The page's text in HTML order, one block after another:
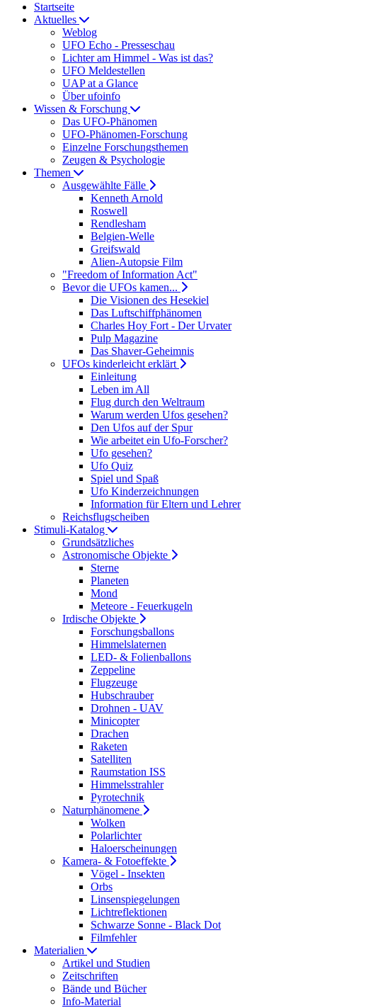
Startseite
Aktuelles
Weblog
UFO Echo - Presseschau
Lichter am Himmel - Was ist das?
UFO Meldestellen
UAP at a Glance
Über ufoinfo
Wissen & Forschung
Das UFO-Phänomen
UFO-Phänomen-Forschung
Einzelne Forschungsthemen
Zeugen & Psychologie
Themen
Ausgewählte Fälle
Kenneth Arnold
Roswell
Rendlesham
Belgien-Welle
Greifswald
Alien-Autopsie Film
"Freedom of Information Act"
Bevor die UFOs kamen...
Die Visionen des Hesekiel
Das Luftschiffphänomen
Charles Hoy Fort - Der Urvater
Pulp Magazine
Das Shaver-Geheimnis
UFOs kinderleicht erklärt
Einleitung
Leben im All
Flug durch den Weltraum
Warum werden Ufos gesehen?
Den Ufos auf der Spur
Wie arbeitet ein Ufo-Forscher?
Ufo gesehen?
Ufo Quiz
Spiel und Spaß
Ufo Kinderzeichnungen
Information für Eltern und Lehrer
Reichsflugscheiben
Stimuli-Katalog
Grundsätzliches
Astronomische Objekte
Sterne
Planeten
Mond
Meteore - Feuerkugeln
Irdische Objekte
Forschungsballons
Himmelslaternen
LED- & Folienballons
Zeppeline
Flugzeuge
Hubschrauber
Drohnen - UAV
Minicopter
Drachen
Raketen
Satelliten
Raumstation ISS
Himmelsstrahler
Pyrotechnik
Naturphänomene
Wolken
Polarlichter
Haloerscheinungen
Kamera- & Fotoeffekte
Vögel - Insekten
Orbs
Linsenspiegelungen
Lichtreflektionen
Schwarze Sonne - Black Dot
Filmfehler
Materialien
Artikel und Studien
Zeitschriften
Bände und Bücher
Info-Material